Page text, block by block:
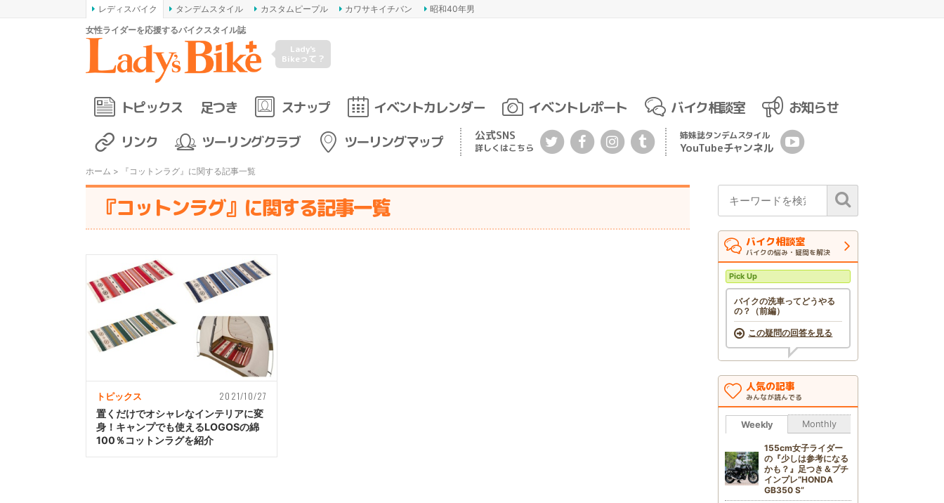
レディスバイク タンデムスタイル カスタムピープル カワサキイチバン
昭和40年男
女性ライダーを応援するバイクスタイル誌
Lady's
Bikeって？
トピックス 足つき スナップ イベントカレンダー イベントレポート バイク相談室
お知らせ
リンク
ツーリングクラブ ツーリングマップ 公式SNS
詳しくはこちら
姉妹誌タンデムスタイル
YouTubeチャンネル
ホーム > 『コットンラグ』に関する記事一覧
『コットンラグ』に関する記事一覧
トピックス 2021/10/27
置くだけでオシャレなインテリアに変
身！キャンプでも使えるLOGOSの綿
100％コットンラグを紹介
バイク相談室
バイクの悩み・疑問を解決
Pick Up
バイクの洗車ってどうやる
の？（前編）
この疑問の回答を見る
人気の記事
みんなが読んでる
Weekly Monthly
155cm女子ライダー
の『少しは参考になる
かも？』足つき＆プチ
インプレ“HONDA
GB350 S”